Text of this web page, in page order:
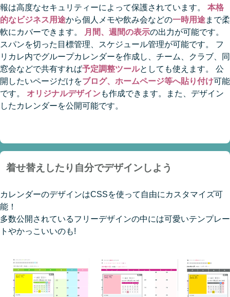
報は高度なセキュリティーによって保護されています。 本格
的なビジネス用途から個人メモや飲み会などの一時用途まで柔
軟にカバーできます。
月間、週間の表示の出力が可能です。
スパンを切った目標管理、スケジュール管理が可能です。 フ
リカレ内でグループカレンダーを作成し、チーム、クラブ、同
窓会などで共有すれば予定調整ツールとしても使えます。 公
開したいページだけをブログ、ホームページ等へ貼り付け可能
です。 オリジナルデザインも作成できます。また、デザイン
したカレンダーを公開可能です。
着せ替えしたり自分でデザインしよう
カレンダーのデザインはCSSを使って自由にカスタマイズ可
能！
多数公開されているフリーデザインの中には可愛いテンプレー
トやかっこいいのも!